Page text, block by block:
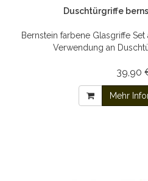
Duschtürgriffe
Bernstein farbene Glasgriffe
Verwendung an
39,90
Mehr